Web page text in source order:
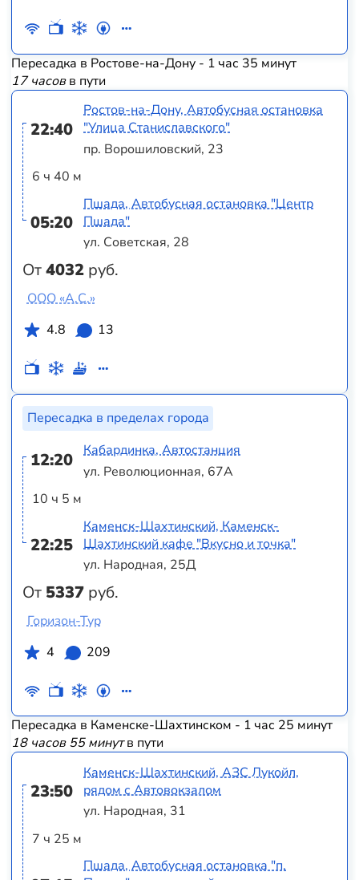
Пересадка в Ростове-на-Дону - 1 час 35 минут
17 часовв пути
22:40
6 ч 40 м
05:20
От4032 руб.
Ростов-на-Дону, Автобусная остановка
"Улица Станиславского"
пр. Ворошиловский, 23
Пшада, Автобусная остановка "Центр
Пшада"
ул. Советская, 28
ООО «А.С.»
4.8
13
Пересадка в пределах города
12:20
10 ч 5 м
22:25
От 5337 руб.
Кабардинка, Автостанция
ул. Революционная, 67А
Каменск-Шахтинский, Каменск-
Шахтинский кафе "Вкусно и точка"
ул. Народная, 25Д
Горизон-Тур
4
209
Пересадка в Каменске-Шахтинском - 1 час 25 минут
18 часов 55 минутв пути
23:50
7 ч 25 м
Каменск-Шахтинский, АЗС Лукойл,
рядом с Автовокзалом
ул. Народная, 31
Пшада, Автобусная остановка "п.